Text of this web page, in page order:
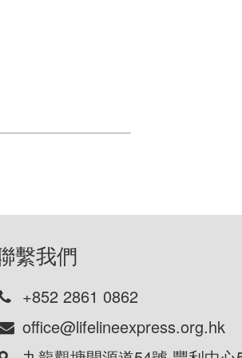
繫我們
+852 2861 0862
office@lifelineexpress.org.hk